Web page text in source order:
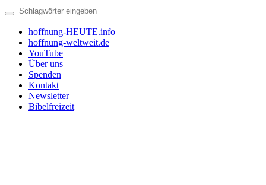
hoffnung-HEUTE.info
hoffnung-weltweit.de
YouTube
Über uns
Spenden
Kontakt
Newsletter
Bibelfreizeit